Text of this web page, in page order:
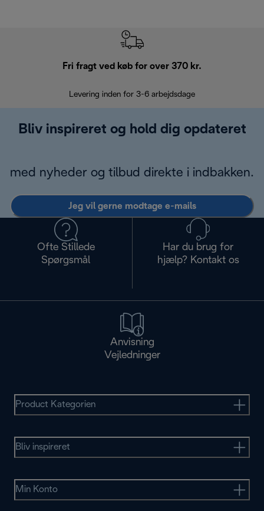
Fri fragt ved køb for over 370 kr.
Levering inden for 3-6 arbejdsdage
Bliv inspireret og hold dig opdateret
med nyheder og tilbud direkte i indbakken.
Jeg vil gerne modtage e-mails
Ofte Stillede
Spørgsmål
Har du brug for
hjælp? Kontakt os
Anvisning
Vejledninger
Product Kategorien
Bliv inspireret
Min Konto